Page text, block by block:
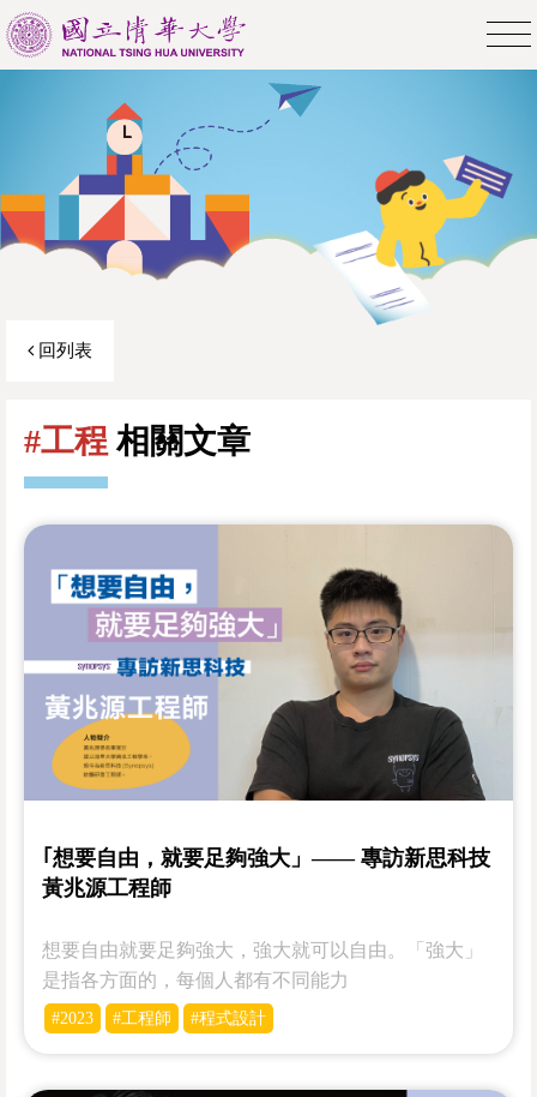
回列表
#工程 相關文章
｢想要自由，就要足夠強大」—— 專訪新思科技
黃兆源工程師
想要自由就要足夠強大，強大就可以自由。「強大」
是指各方面的，每個人都有不同能力
#2023 #工程師 #程式設計